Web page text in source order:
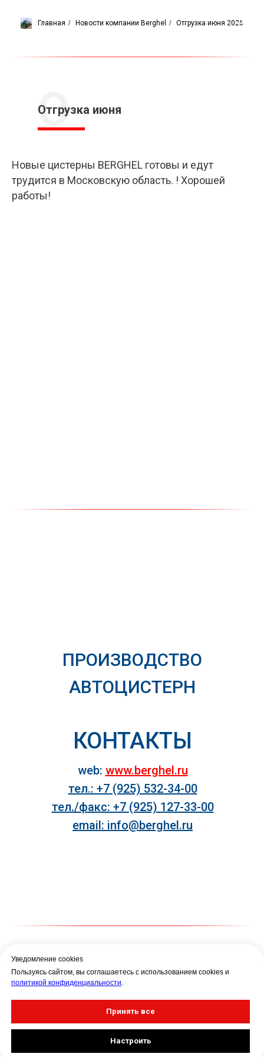
Уведомление cookies
Пользуясь сайтом, вы соглашаетесь с использованием cookies и
политикой конфиденциальности.
Принять все
Настроить
Главная / Новости компании Berghel / Отгрузка июня 2026
Отгрузка июня
О
Новые цистерны BERGHEL готовы и едут
трудится в Московскую область. ! Хорошей
работы!
ПРОИЗВОДСТВО
АВТОЦИСТЕРН
КОНТАКТЫ
web: www.berghel.ru
тел.: +7 (925) 532-34-00
тел./факс: +7 (925) 127-33-00
email: info@berghel.ru
ГЛАВНАЯ КАТАЛОГ ПРИМЕНЕНИЕ
ПРЕИМУЩЕСТВА НОВОСТИ
КОНТАКТЫ